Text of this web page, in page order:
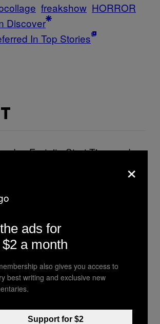
freakshow HORROR
Discover
In Top Stories
Fortnite Start
Schedule for August 10
DoorBrent Koepp
×
ads for
a month
also gives you access to
best writing and exclusive new
Support for $2